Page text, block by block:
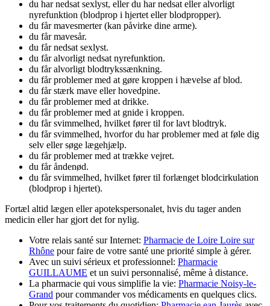
du har nedsat sexlyst, eller du har nedsat eller alvorligt
nyrefunktion (blodprop i hjertet eller blodpropper).
du får mavesmerter (kan påvirke dine arme).
du får mavesår.
du får nedsat sexlyst.
du får alvorligt nedsat nyrefunktion.
du får alvorligt blodtrykssænkning.
du får problemer med at gøre kroppen i hævelse af blod.
du får stærk mave eller hovedpine.
du får problemer med at drikke.
du får problemer med at gnide i kroppen.
du får svimmelhed, hvilket fører til for lavt blodtryk.
du får svimmelhed, hvorfor du har problemer med at føle dig
selv eller søge lægehjælp.
du får problemer med at trække vejret.
du får åndenød.
du får svimmelhed, hvilket fører til forlænget blodcirkulation
(blodprop i hjertet).
Fortæl altid lægen eller apotekspersonalet, hvis du tager anden
medicin eller har gjort det for nylig.
Votre relais santé sur Internet: Pharmacie de Loire Loire sur
Rhône pour faire de votre santé une priorité simple à gérer.
Avec un suivi sérieux et professionnel: Pharmacie
GUILLAUME et un suivi personnalisé, même à distance.
La pharmacie qui vous simplifie la vie: Pharmacie Noisy-le-
Grand pour commander vos médicaments en quelques clics.